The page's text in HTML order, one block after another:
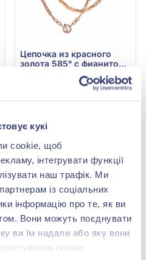
кукі
cookie, щоб
інтегрувати функції
наш трафік. Ми
із соціальних
інформацію про те, як ви
Вони можуть поєднувати
ви їм надали або яку вони
їхніми
Цепочка из красного
золота 585° с фианитом
(куб. цирконий), арт.
744 012,00 грн
Купить